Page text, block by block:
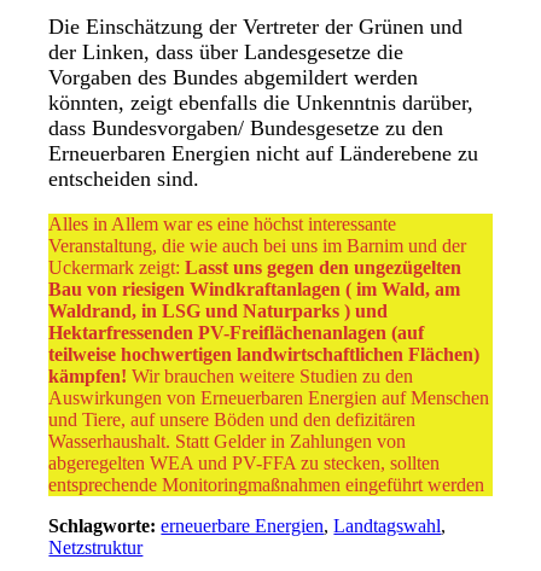
Die Einschätzung der Vertreter der Grünen und
der Linken, dass über Landesgesetze die
Vorgaben des Bundes abgemildert werden
könnten, zeigt ebenfalls die Unkenntnis darüber,
dass Bundesvorgaben/ Bundesgesetze zu den
Erneuerbaren Energien nicht auf Länderebene zu
entscheiden sind.
Alles in Allem war es eine höchst interessante
Veranstaltung, die wie auch bei uns im Barnim und der
Uckermark zeigt:Lasst uns gegen den ungezügelten
Bau von riesigen Windkraftanlagen ( im Wald, am
Waldrand, in LSG und Naturparks ) und
Hektarfressenden PV-Freiflächenanlagen (auf
teilweise hochwertigen landwirtschaftlichen Flächen)
kämpfen! Wir brauchen weitere Studien zu den
Auswirkungen von Erneuerbaren Energien auf Menschen
und Tiere, auf unsere Böden und den defizitären
Wasserhaushalt. Statt Gelder in Zahlungen von
abgeregelten WEA und PV-FFA zu stecken, sollten
entsprechende Monitoringmaßnahmen eingeführt werden
Schlagworte: erneuerbare Energien,Landtagswahl,
Netzstruktur